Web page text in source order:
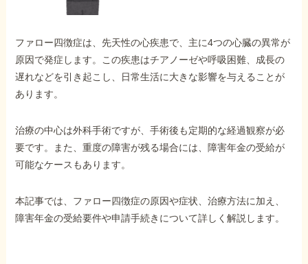
ホーム
障害年金の基礎知識
障害年金の金額
ファロー四徴症は、先天性の心疾患で、主に4つの心臓の異常が
原因で発症します。この疾患はチアノーゼや呼吸困難、成長の
遅れなどを引き起こし、日常生活に大きな影響を与えることが
あります。
治療の中心は外科手術ですが、手術後も定期的な経過観察が必
要です。また、重度の障害が残る場合には、障害年金の受給が
可能なケースもあります。
本記事では、ファロー四徴症の原因や症状、治療方法に加え、
障害年金の受給要件や申請手続きについて詳しく解説します。